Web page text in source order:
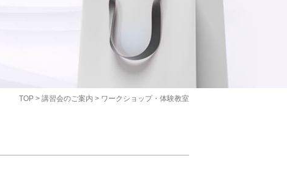
TOP > 講習会のご案内 > ワークショップ・体験教室